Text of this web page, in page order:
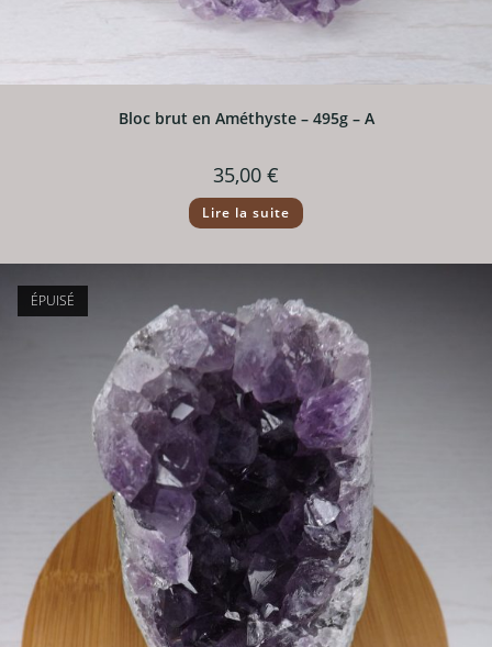
Bloc brut en Améthyste – 495g – A
35,00 €
Lire la suite
ÉPUISÉ